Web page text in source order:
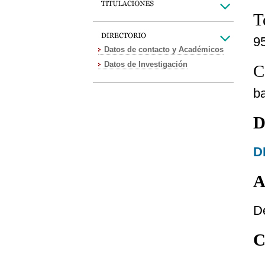
Datos de contacto y Académicos
Datos de Investigación